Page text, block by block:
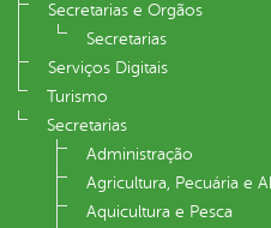
Secretarias e Orgãos
Secretarias
Serviços Digitais
Turismo
Secretarias
Administração
Agricultura, Pecuária e
Aquicultura e Pesca